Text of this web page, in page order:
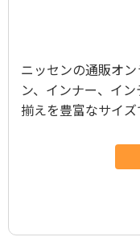
ニッセンの通販オ
ン、インナー、イ
揃えを豊富なサイズ